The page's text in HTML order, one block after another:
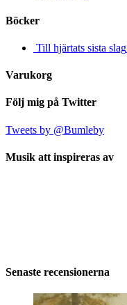
Böcker
Till hjärtats sista slag
Varukorg
Följ mig på Twitter
Tweets by @Bumleby
Musik att inspireras av
Senaste recensionerna